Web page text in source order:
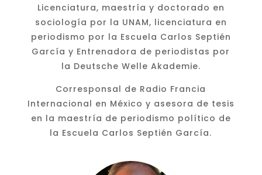
Licenciatura, maestría y doctorado en
sociología por la UNAM, licenciatura en
periodismo por la Escuela Carlos Septién
García y Entrenadora de periodistas por
la Deutsche Welle Akademie.
Corresponsal de Radio Francia
Internacional en México y asesora de tesis
en la maestría de periodismo político de
la Escuela Carlos Septién García.